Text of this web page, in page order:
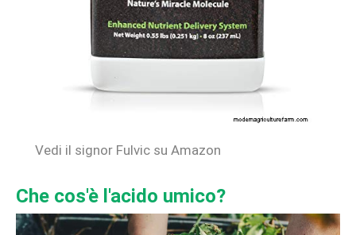
Vedi il signor Fulvic su Amazon
Che cos'è l'acido umico?